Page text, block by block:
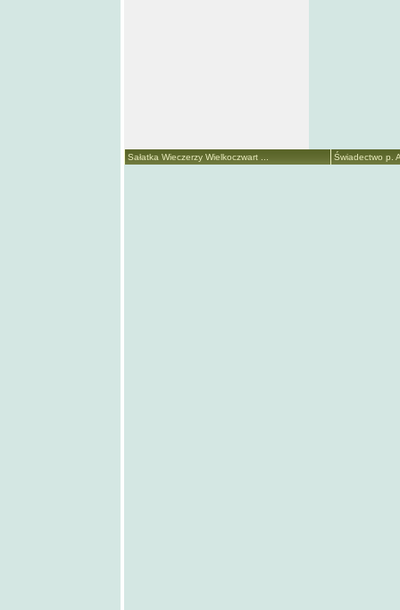
Sałatka Wieczerzy Wielkoczwart ... Świadectwo p.